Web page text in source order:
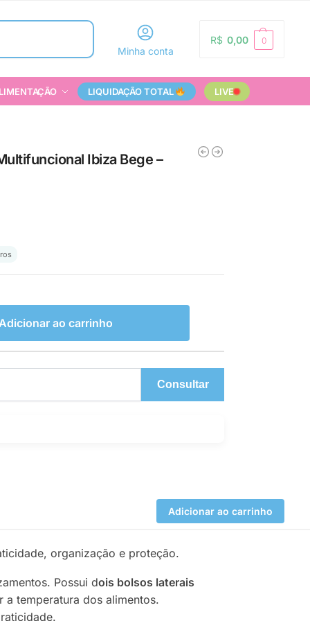
Pesquisar
Minha conta
R$ 0,00 0
LIQUIDAÇÃO TOTAL LIVE
Ibiza Bege –
ao carrinho
Consultar
Adicionar ao carrinho
organização e proteção.
Possui dois bolsos laterais
temperatura dos alimentos.